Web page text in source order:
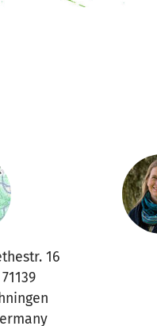
16
71139